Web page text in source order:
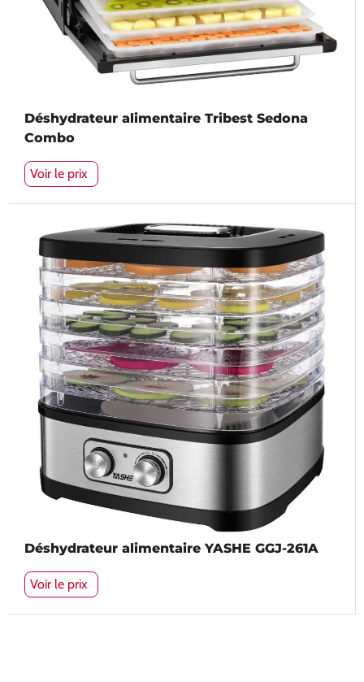
Déshydrateur alimentaire Tribest Sedona
Combo
Voir le prix
Déshydrateur alimentaire YASHE GGJ-261A
Voir le prix